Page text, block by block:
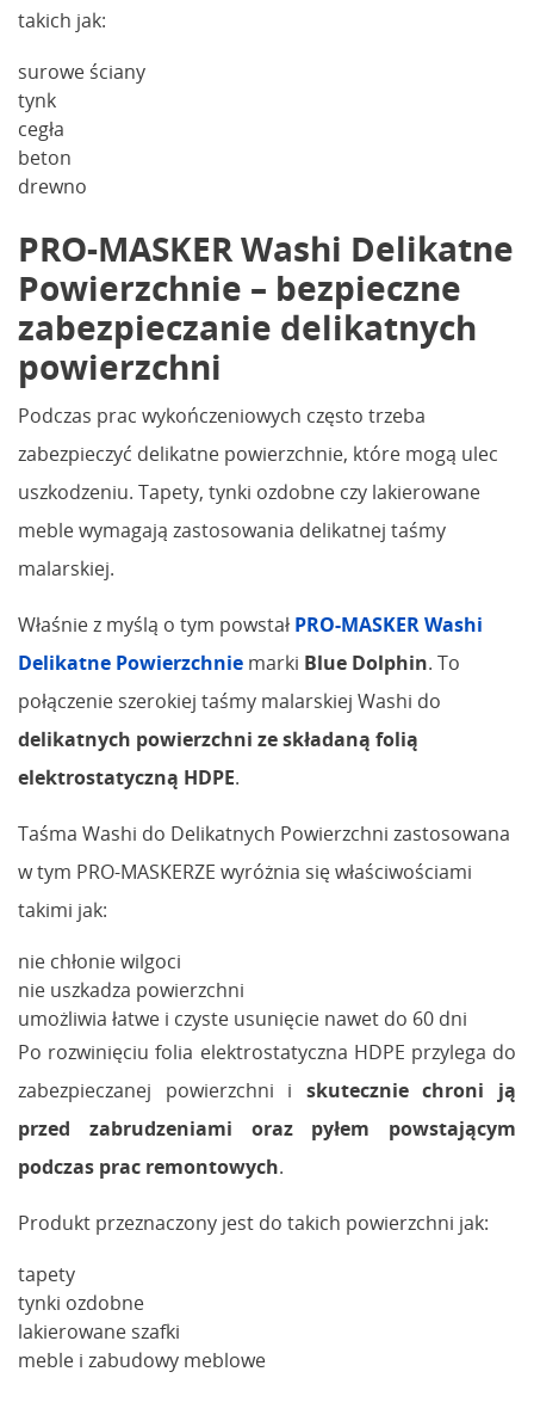
takich jak:
surowe ściany
tynk
cegła
beton
drewno
PRO-MASKER Washi Delikatne
Powierzchnie – bezpieczne
zabezpieczanie delikatnych
powierzchni
Podczas prac wykończeniowych często trzeba
zabezpieczyć delikatne powierzchnie, które mogą ulec
uszkodzeniu. Tapety, tynki ozdobne czy lakierowane
meble wymagają zastosowania delikatnej taśmy
malarskiej.
Właśnie z myślą o tym powstał PRO-MASKER Washi
Delikatne Powierzchnie marki Blue Dolphin. To
połączenie szerokiej taśmy malarskiej Washi do
delikatnych powierzchni ze składaną folią
elektrostatyczną HDPE.
Taśma Washi do Delikatnych Powierzchni zastosowana
w tym PRO-MASKERZE wyróżnia się właściwościami
takimi jak:
nie chłonie wilgoci
nie uszkadza powierzchni
umożliwia łatwe i czyste usunięcie nawet do 60 dni
Po rozwinięciu folia elektrostatyczna HDPE przylega do
zabezpieczanej powierzchni i skutecznie chroni ją
przed zabrudzeniami oraz pyłem powstającym
podczas prac remontowych.
Produkt przeznaczony jest do takich powierzchni jak:
tapety
tynki ozdobne
lakierowane szafki
meble i zabudowy meblowe